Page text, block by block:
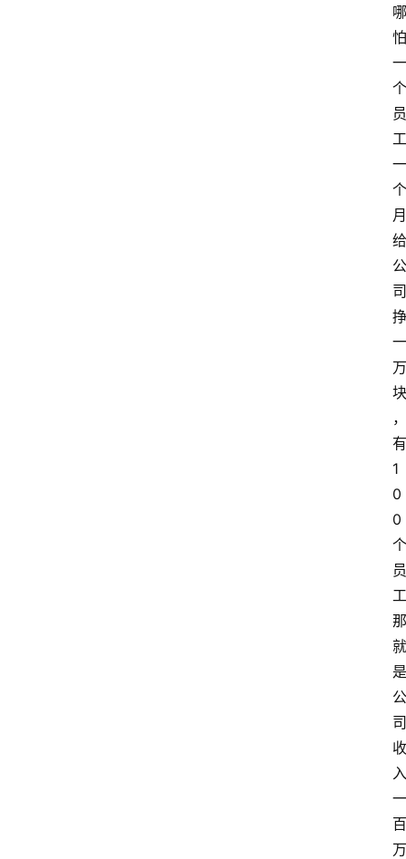
哪
怕
一
个
员
工
一
个
月
给
公
司
挣
一
万
块
，
有
1
0
0
个
员
工
那
就
是
公
司
收
入
一
百
万